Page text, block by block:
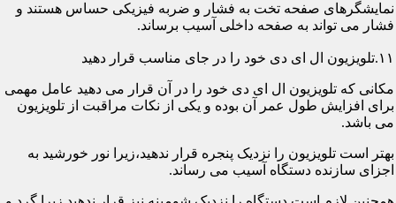
نمایشگرهای صفحه تخت به فشار و ضربه فیزیکی حساس هستند و
فشار می تواند به صفحه داخلی آسیب برساند.
۱۱.تلویزیون ال ای دی خود را در جای مناسب قرار دهید
مکانی که تلویزیون ال ای دی خود را در آن قرار می دهید عامل مهمی
برای افزایش طول عمر آن بوده و یکی از نکات مراقبت از تلویزیون
می باشد.
بهتر است تلویزیون را نزدیک پنجره قرار ندهید،زیرا نور خورشید به
اجزای سازنده دستگاه آسیب می رساند.